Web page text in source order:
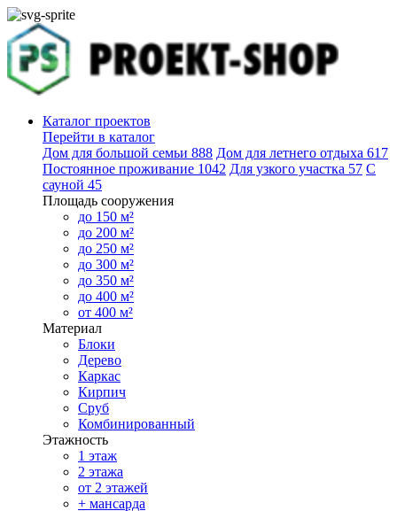
Каталог проектов
Перейти в каталог
Дом для большой семьи 888 Дом для летнего отдыха 617
Постоянное проживание 1042 Для узкого участка 57 С
сауной 45
Площадь сооружения
до 150 м²
до 200 м²
до 250 м²
до 300 м²
до 350 м²
до 400 м²
от 400 м²
Материал
Блоки
Дерево
Каркас
Кирпич
Сруб
Комбинированный
Этажность
1 этаж
2 этажа
от 2 этажей
+ мансарда